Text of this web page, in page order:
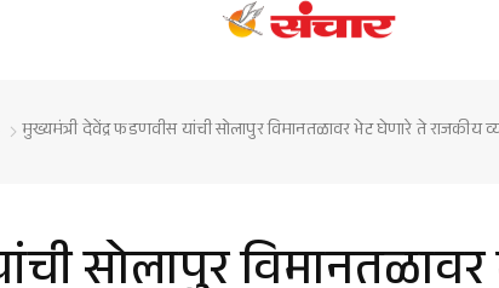
मुख्यमंत्री देवेंद्र फडणवीस यांची सोलापुर विमानतळावर भेट घेणारे ते राजकीय